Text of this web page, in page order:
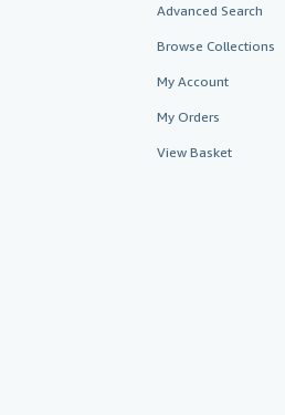
Advanced Search
Browse Collections
My Account
My Orders
View Basket